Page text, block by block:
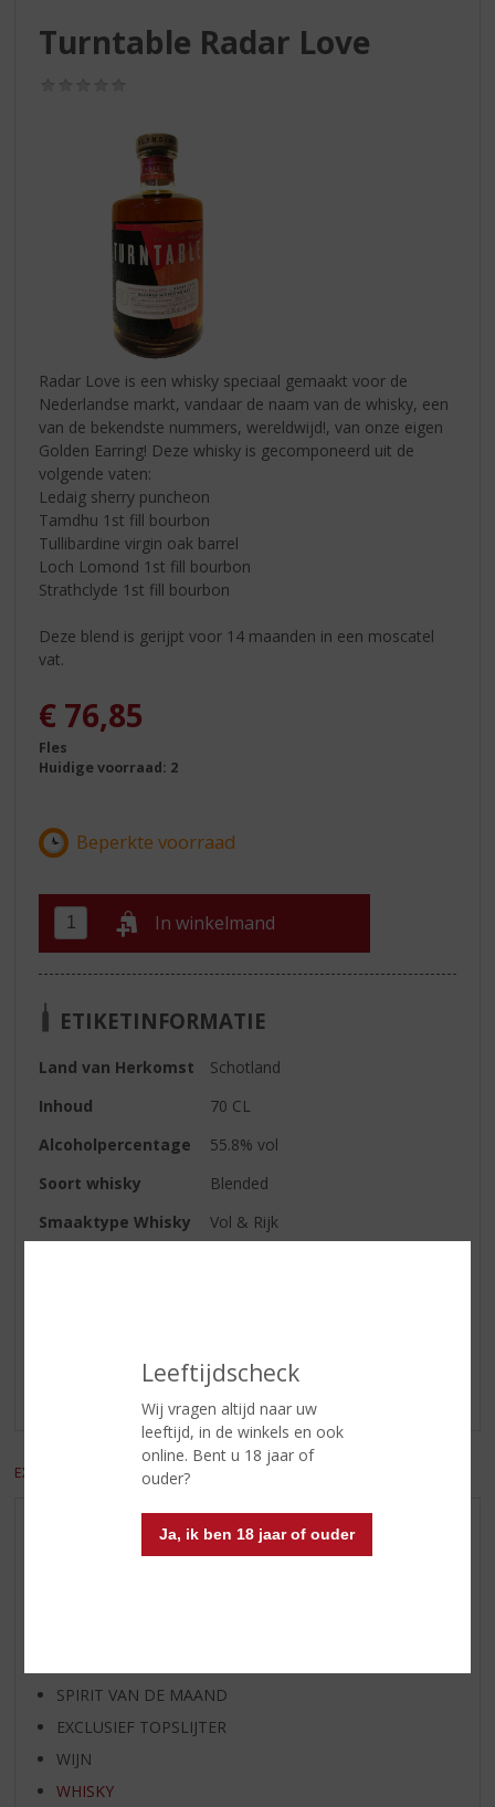
Leeftijdscheck
Wij vragen altijd naar uw
leeftijd, in de winkels en ook
online. Bent u 18 jaar of
ouder?
Ja, ik ben 18 jaar of ouder
Turntable Radar Love
Radar Love is een whisky speciaal gemaakt voor de
Nederlandse markt, vandaar de naam van de whisky, een
van de bekendste nummers, wereldwijd!, van onze eigen
Golden Earring! Deze whisky is gecomponeerd uit de
volgende vaten:
Ledaig sherry puncheon
Tamdhu 1st fill bourbon
Tullibardine virgin oak barrel
Loch Lomond 1st fill bourbon
Strathclyde 1st fill bourbon
Deze blend is gerijpt voor 14 maanden in een moscatel
vat.
€ 76,85
Fles
Huidige voorraad: 2
In winkelmand
ETIKETINFORMATIE
Land van Herkomst
Schotland
Inhoud
70 CL
Alcoholpercentage
55.8% vol
Soort whisky
Blended
Smaaktype Whisky
Vol & Rijk
EXCL. BTW INCL. BTW
AANBIEDINGEN
SPIRIT VAN DE MAAND
EXCLUSIEF TOPSLIJTER
WIJN
WHISKY